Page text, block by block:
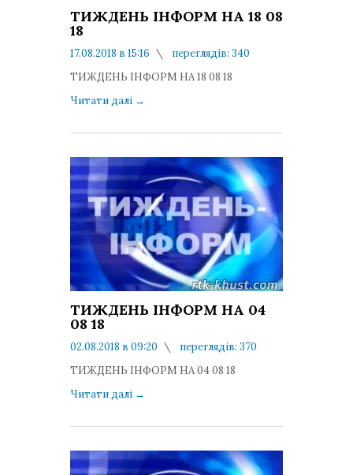
ТИЖДЕНЬ ІНФОРМ НА 18 08
18
17.08.2018 в 15:16
переглядів: 340
ТИЖДЕНЬ ІНФОРМ НА 18 08 18
Читати далі →
ТИЖДЕНЬ ІНФОРМ НА 04
08 18
02.08.2018 в 09:20
переглядів: 370
ТИЖДЕНЬ ІНФОРМ НА 04 08 18
Читати далі →